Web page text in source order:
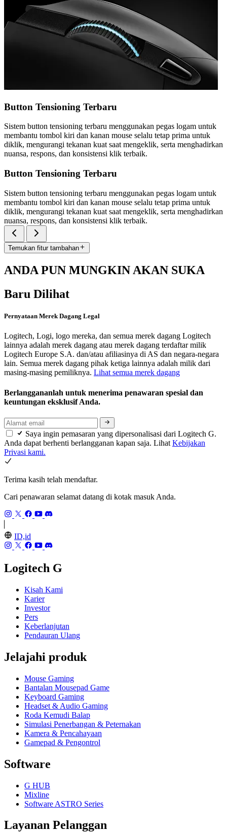
Button Tensioning Terbaru
Sistem button tensioning terbaru menggunakan pegas logam untuk
membantu tombol kiri dan kanan mouse selalu tetap prima untuk
diklik, mengurangi tekanan kuat saat mengeklik, serta menghadirkan
nuansa, respons, dan konsistensi klik terbaik.
Button Tensioning Terbaru
Sistem button tensioning terbaru menggunakan pegas logam untuk
membantu tombol kiri dan kanan mouse selalu tetap prima untuk
diklik, mengurangi tekanan kuat saat mengeklik, serta menghadirkan
nuansa, respons, dan konsistensi klik terbaik.
Temukan fitur tambahan
ANDA PUN MUNGKIN AKAN SUKA
Baru Dilihat
Pernyataan Merek Dagang Legal
Logitech, Logi, logo mereka, dan semua merek dagang Logitech
lainnya adalah merek dagang atau merek dagang terdaftar milik
Logitech Europe S.A. dan/atau afiliasinya di AS dan negara-negara
lain. Semua merek dagang pihak ketiga lainnya adalah milik dari
masing-masing pemiliknya. Lihat semua merek dagang
Berlanggananlah untuk menerima penawaran spesial dan
keuntungan eksklusif Anda.
Saya ingin pemasaran yang dipersonalisasi dari Logitech G.
Anda dapat berhenti berlangganan kapan saja. Lihat Kebijakan
Privasi kami.
Terima kasih telah mendaftar.
Cari penawaran selamat datang di kotak masuk Anda.
ID,id
Logitech G
Kisah Kami
Karier
Investor
Pers
Keberlanjutan
Pendauran Ulang
Jelajahi produk
Mouse Gaming
Bantalan Mousepad Game
Keyboard Gaming
Headset & Audio Gaming
Roda Kemudi Balap
Simulasi Penerbangan & Peternakan
Kamera & Pencahayaan
Gamepad & Pengontrol
Software
G HUB
Mixline
Software ASTRO Series
Layanan Pelanggan